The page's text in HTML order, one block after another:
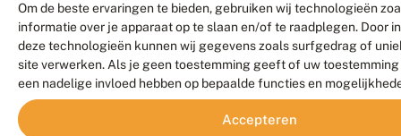
Om de beste ervaringen te bieden, gebruiken wij technologieën
informatie over je apparaat op te slaan en/of te raadplegen. Door
deze technologieën kunnen wij gegevens zoals surfgedrag of
site verwerken. Als je geen toestemming geeft of uw
een nadelige invloed hebben op bepaalde functies en
Accepteren
graslanden.
bos
was